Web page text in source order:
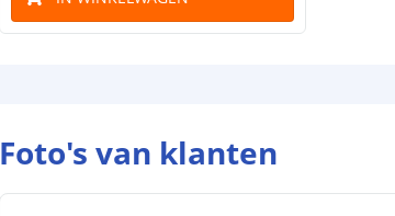
Capaciteit
Foto's van klanten